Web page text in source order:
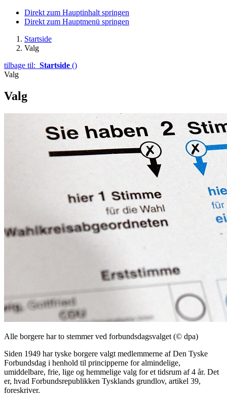
Direkt zum Hauptinhalt springen
Direkt zum Hauptmenü springen
Startside
Valg
tilbage til: Startside ()
Valg
Valg
Alle borgere har to stemmer ved forbundsdagsvalget (© dpa)
Siden 1949 har tyske borgere valgt medlemmerne af Den Tyske
Forbundsdag i henhold til principperne for almindelige,
umiddelbare, frie, lige og hemmelige valg for et tidsrum af 4 år. Det
er, hvad Forbundsrepublikken Tysklands grundlov, artikel 39,
foreskriver.